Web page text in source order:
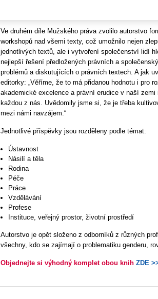
Ve druhém díle Mužského práva zvolilo autorstvo
workshopů nad všemi texty, což umožnilo nejen
jednotlivých textů, ale i vytvoření společenství lidí
nejlepší řešení předložených právních a
problémů a diskutujících o právních textech. A jak
editorky: „Věříme, že to má přidanou hodnotu i pro
akademické excelence a právní erudice v naší zemi
každou z nás. Uvědomily jsme si, že je třeba
mezi námi navzájem.“
Jednotlivé příspěvky jsou rozděleny podle témat:
Ústavnost
Násilí a těla
Rodina
Péče
Práce
Vzdělávání
Profese
Instituce, veřejný prostor, životní prostředí
Autorstvo je opět složeno z odborníků z různých
všechny, kdo se zajímají o problematiku genderu,
Objednejte si výhodný komplet obou knihZDE